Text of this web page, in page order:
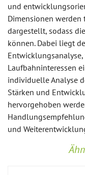
und
Dimensionen
dargestellt, sodass
können. Dabei liegt
Laufbahninteressen
individuelle Analyse
Stärken und
hervorgehoben
und